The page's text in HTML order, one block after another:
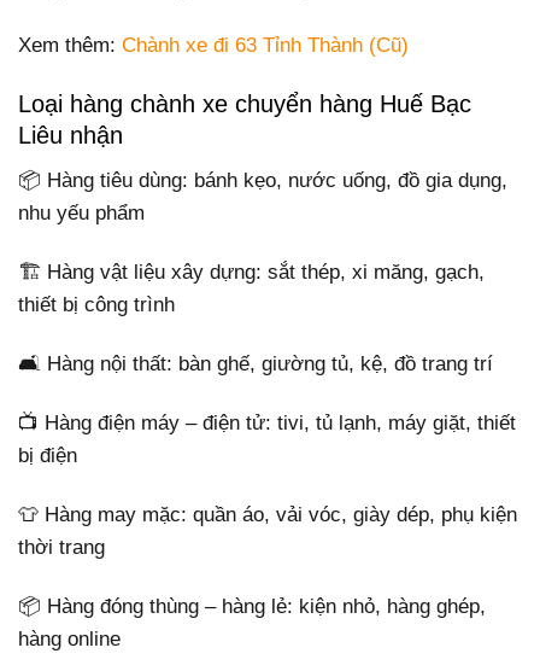
Xem thêm: Chành xe đi 63 Tỉnh Thành (Cũ)
Loại hàng chành xe chuyển hàng Huế Bạc
Liêu nhận
📦 Hàng tiêu dùng: bánh kẹo, nước uống, đồ gia dụng,
nhu yếu phẩm
🏗️ Hàng vật liệu xây dựng: sắt thép, xi măng, gạch,
thiết bị công trình
🛋️ Hàng nội thất: bàn ghế, giường tủ, kệ, đồ trang trí
📺 Hàng điện máy – điện tử: tivi, tủ lạnh, máy giặt, thiết
bị điện
👕 Hàng may mặc: quần áo, vải vóc, giày dép, phụ kiện
thời trang
📦 Hàng đóng thùng – hàng lẻ: kiện nhỏ, hàng ghép,
hàng online